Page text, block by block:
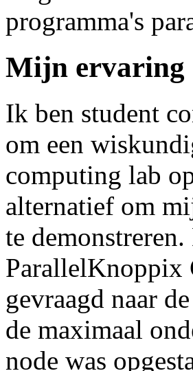
programma's
Mijn ervaring
Ik ben student
om een
computing lab
alternatief om
te
ParallelKnoppix
gevraagd naar
de maximaal
node was